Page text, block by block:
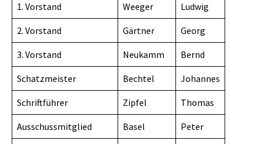
1. Vorstand Weeger Ludwig
2. Vorstand Gärtner Georg
3. Vorstand Neukamm Bernd
Schatzmeister Bechtel Johannes
Schriftführer Zipfel Thomas
Ausschussmitglied Basel Peter